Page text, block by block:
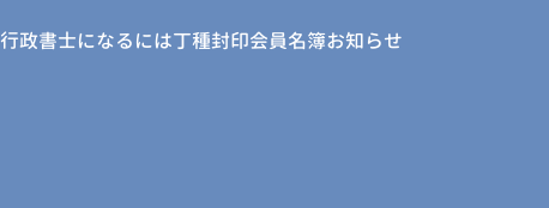
行政書士になるには丁種封印会員名簿お知らせ